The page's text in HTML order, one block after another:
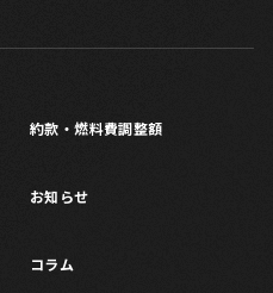
約款・燃料費調整額
お知らせ
コラム